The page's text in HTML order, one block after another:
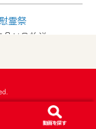
霊祭
14日放送
緑区のトピックス
23
【緑区】中日ドラゴンズOB 春華しろつち保育園で野球教室
月14日放送
むCCNetの
IDです。
アドレス